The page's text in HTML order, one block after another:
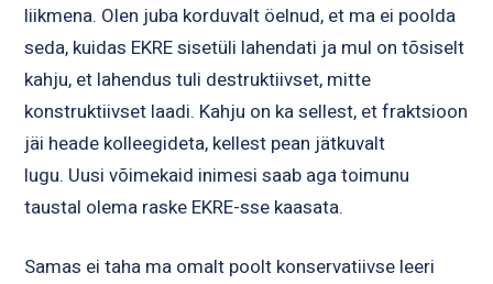
liikmena. Olen juba korduvalt öelnud, et ma ei poolda
seda, kuidas EKRE sisetüli lahendati ja mul on tõsiselt
kahju, et lahendus tuli destruktiivset, mitte
konstruktiivset laadi. Kahju on ka sellest, et fraktsioon
jäi heade kolleegideta, kellest pean jätkuvalt
lugu. Uusi võimekaid inimesi saab aga toimunu
taustal olema raske EKRE-sse kaasata.
Samas ei taha ma omalt poolt konservatiivse leeri